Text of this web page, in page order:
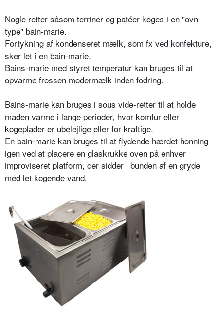
Nogle retter såsom terriner og patéer koges i en "ovn-
type" bain-marie.
Fortykning af kondenseret mælk, som fx ved konfekture,
sker let i en bain-marie.
Bains-marie med styret temperatur kan bruges til at
opvarme frossen modermælk inden fodring.
Bains-marie kan bruges i sous vide-retter til at holde
maden varme i lange perioder, hvor komfur eller
kogeplader er ubelejlige eller for kraftige.
En bain-marie kan bruges til at flydende hærdet honning
igen ved at placere en glaskrukke oven på enhver
improviseret platform, der sidder i bunden af en gryde
med let kogende vand.